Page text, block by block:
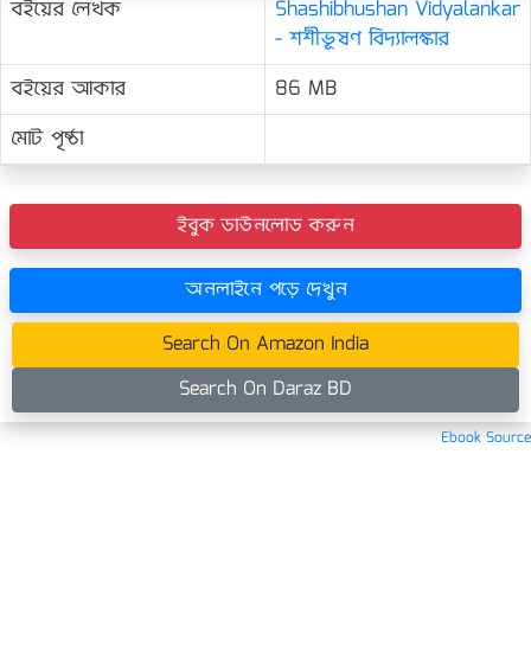
বইয়ের লেখক
Shashibhushan Vidyalankar
- শশীভূষণ বিদ্যালঙ্কার
বইয়ের আকার
86 MB
মোট পৃষ্ঠা
ইবুক ডাউনলোড করুন
অনলাইনে পড়ে দেখুন
Search On Amazon India
Search On Daraz BD
Ebook Source